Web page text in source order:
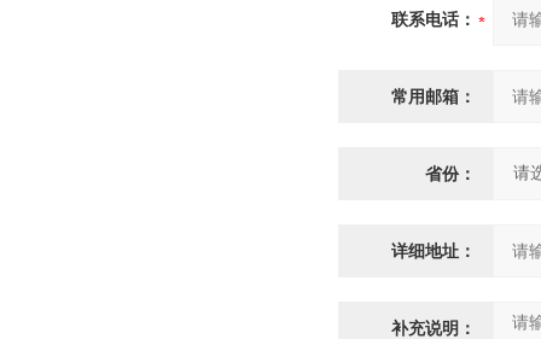
联系电话：
常用邮箱：
省份：
详细地址：
补充说明：